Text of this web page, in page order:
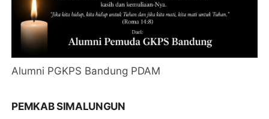
Alumni PGKPS Bandung PDAM
PEMKAB SIMALUNGUN